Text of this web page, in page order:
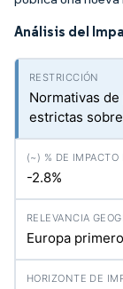
Análisis del
Normativas
estrictas
-2.8%
Europa